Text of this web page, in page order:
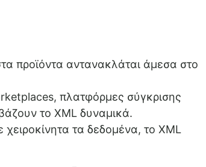
προϊόντα αντανακλάται άμεσα στο
πλατφόρμες σύγκρισης
το XML δυναμικά.
χειροκίνητα τα δεδομένα, το XML